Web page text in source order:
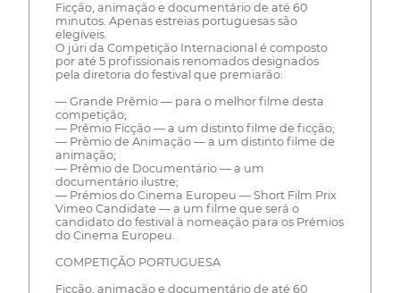
Ficção, animação e documentário de até 60
minutos. Apenas estreias portuguesas são
elegíveis.
O júri da Competição Internacional é composto
por até 5 profissionais renomados designados
pela diretoria do festival que premiarão:
— Grande Prêmio — para o melhor filme desta
competição;
— Prêmio Ficção — a um distinto filme de ficção;
— Prêmio de Animação — a um distinto filme de
animação;
— Prêmio de Documentário — a um
documentário ilustre;
— Prémios do Cinema Europeu — Short Film Prix
Vimeo Candidate — a um filme que será o
candidato do festival à nomeação para os Prémios
do Cinema Europeu.
COMPETIÇÃO PORTUGUESA
Ficção, animação e documentário de até 60